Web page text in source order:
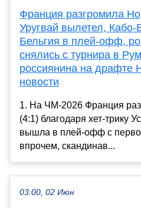
Франция разгромила
Уругвай вылетел,
Бельгия в плей-офф,
снялись с турнира в
россиянина на драфте
новости
1. На ЧМ-2026 Франция
(4:1) благодаря хет-трику
вышла в плей-офф с
впрочем, скандинав...
03:00, 02 Июн